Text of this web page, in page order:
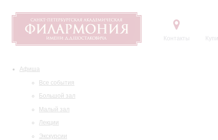
Контакты
Афиша
Все события
Большой зал
Малый зал
Лекции
Экскурсии